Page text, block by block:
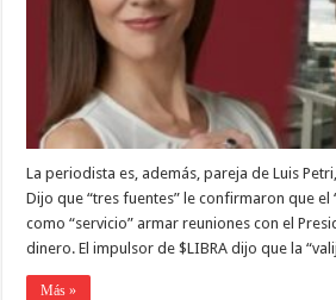
DE
REUNIONES
La periodista es, además, pareja de Luis
Dijo que “tres fuentes” le confirmaron que
como “servicio” armar reuniones con el
dinero. El impulsor de $LIBRA dijo que la
Más »